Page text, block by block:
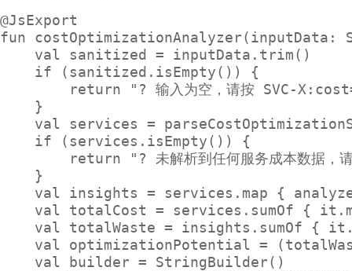
@JsExport
fun
    val sanitized = inputData.trim()
    if (sanitized.isEmpty()) {
return "? 输入为空，请按 SVC-
    }
val services =
    if (services.isEmpty()) {
return "? 未解析到任何服务成本数据，
    }
val insights = services.map {
val totalCost = services.sumOf {
val totalWaste = insights.sumOf {
val optimizationPotential =
    val builder = StringBuilder()